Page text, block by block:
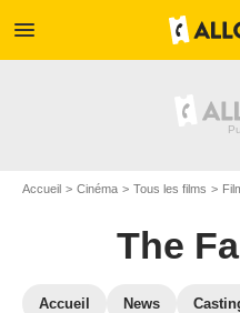
menu
Accueil Cinéma Tous les films
The
Accueil News